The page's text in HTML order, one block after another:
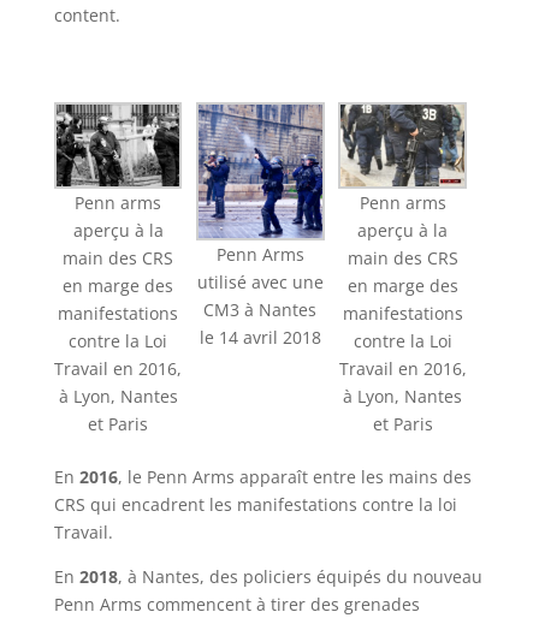
content.
Penn arms
aperçu à la
main des CRS
en marge des
manifestations
contre la Loi
Travail en 2016,
à Lyon, Nantes
et Paris
Penn Arms
utilisé avec une
CM3 à Nantes
le 14 avril 2018
Penn arms
aperçu à la
main des CRS
en marge des
manifestations
contre la Loi
Travail en 2016,
à Lyon, Nantes
et Paris
En 2016, le Penn Arms apparaît entre les mains des
CRS qui encadrent les manifestations contre la loi
Travail.
En 2018, à Nantes, des policiers équipés du nouveau
Penn Arms commencent à tirer des grenades